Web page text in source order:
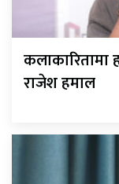
कलाकारितामा
राजेश हमाल